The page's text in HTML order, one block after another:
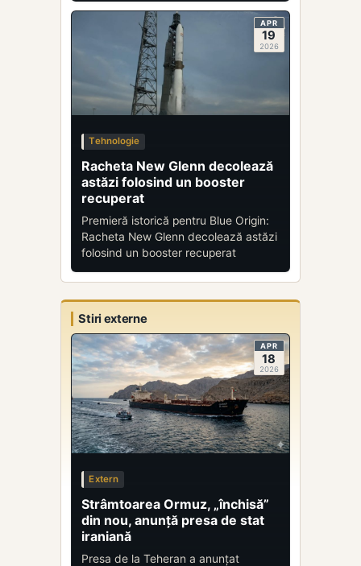
APR
19
2026
Tehnologie
Racheta New Glenn decolează
astăzi folosind un booster
recuperat
Premieră istorică pentru Blue Origin:
Racheta New Glenn decolează astăzi
folosind un booster recuperat
Stiri externe
APR
18
2026
Extern
Strâmtoarea Ormuz, „închisă”
din nou, anunță presa de stat
iraniană
Presa de la Teheran a anunțat